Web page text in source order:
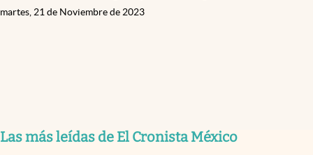
martes, 21 de Noviembre de 2023
Las más leídas de El Cronista México